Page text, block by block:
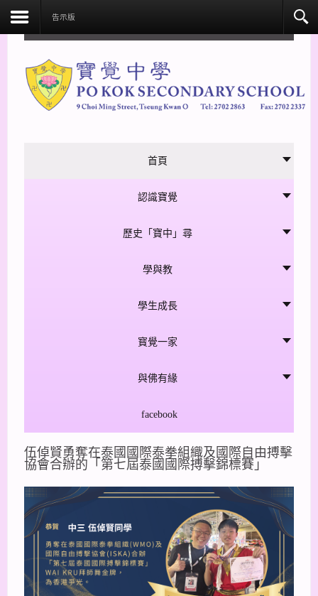
告示版
首頁
認識寶覺
歷史「寶中」尋
學與教
學生成長
寳覺一家
與佛有緣
facebook
伍倬賢勇奪在泰國國際泰拳組織及國際自由搏擊
協會合辦的「第七屆泰國國際搏擊錦標賽」